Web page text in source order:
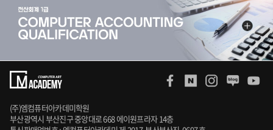
(주)엠컴퓨터아카데미학원
부산광역시 부산진구 중앙대로 668 에이원프라자 14층